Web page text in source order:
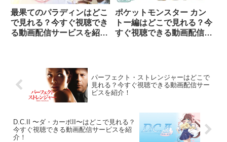
最果てのパラディンはどこ
で見れる？今すぐ視聴でき
る動画配信サービスを紹
ポケットモンスター カン
トー編はどこで見れる？今
すぐ視聴できる動画配信サ
パーフェクト・ストレンジャーはどこで
見れる？今すぐ視聴できる動画配信サー
ビスを紹介！
D.C.II 〜ダ・カーポII〜はどこで見れる？
今すぐ視聴できる動画配信サービスを紹
介！